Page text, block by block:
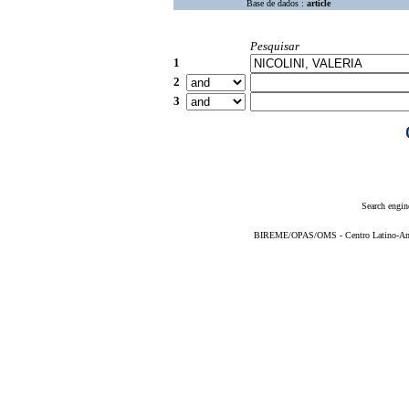
Base de dados : article
Pesquisar
1
2
3
Search
BIREME/OPAS/OMS - Centro Latino-